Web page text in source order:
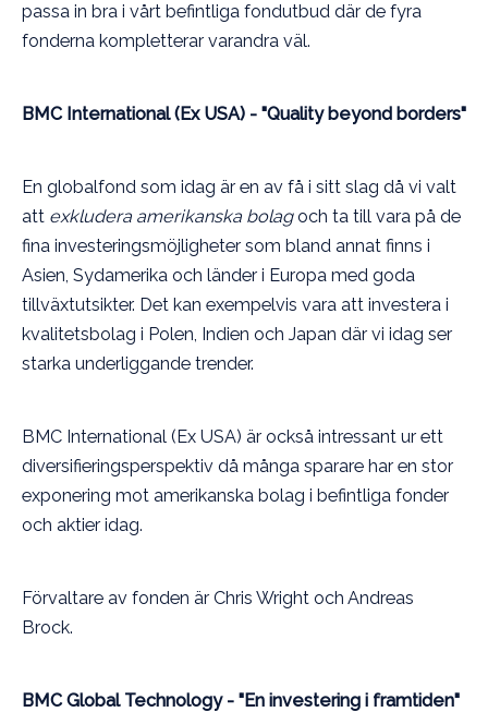
passa in bra i vårt befintliga fondutbud där de fyra
fonderna kompletterar varandra väl.
BMC International (Ex USA) - "Quality beyond borders"
En globalfond som idag är en av få i sitt slag då vi valt
att exkludera amerikanska bolagoch ta till vara på de
fina investeringsmöjligheter som bland annat finns i
Asien, Sydamerika och länder i Europa med goda
tillväxtutsikter. Det kan exempelvis vara att investera i
kvalitetsbolag i Polen, Indien och Japan där vi idag ser
starka underliggande trender.
BMC International (Ex USA) är också intressant ur ett
diversifieringsperspektiv då många sparare har en stor
exponering mot amerikanska bolag i befintliga fonder
och aktier idag.
Förvaltare av fonden är Chris Wright och Andreas
Brock.
BMC Global Technology - "En investering i framtiden"